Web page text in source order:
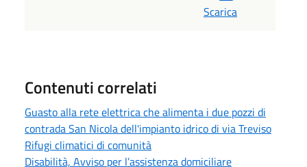
Scarica
Contenuti correlati
Guasto alla rete elettrica che alimenta i due pozzi di
contrada San Nicola dell'impianto idrico di via Treviso
Rifugi climatici di comunità
Disabilità, Avviso per l’assistenza domiciliare